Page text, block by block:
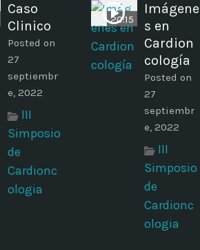
Caso
Clinico
Posted on
27
septiembr
e, 2022
III
Simposio
de
Cardionc
ologia
20:15
Imágene
s en
Cardion
cología
Posted on
27
septiembr
e, 2022
III
Simposio
de
Cardionc
ologia